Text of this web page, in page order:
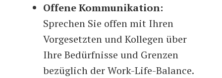
Offene Kommunikation:
Sprechen Sie offen mit Ihren
Vorgesetzten und Kollegen über
Ihre Bedürfnisse und Grenzen
bezüglich der Work-Life-Balance.